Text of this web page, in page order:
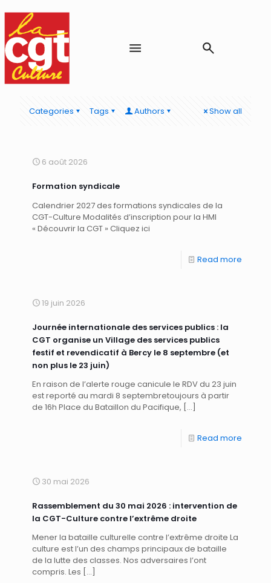
Categories Tags Authors Show all
6 août 2026
Formation syndicale
Calendrier 2027 des formations syndicales de la
CGT-Culture Modalités d’inscription pour la HMI
« Découvrir la CGT » Cliquez ici
Read more
19 juin 2026
Journée internationale des services publics : la
CGT organise un Village des services publics
festif et revendicatif à Bercy le 8 septembre (et
non plus le 23 juin)
En raison de l’alerte rouge canicule le RDV du 23 juin
est reporté au mardi 8 septembretoujours à partir
de 16h Place du Bataillon du Pacifique, […]
Read more
30 mai 2026
Rassemblement du 30 mai 2026 : intervention de
la CGT-Culture contre l’extrême droite
Mener la bataille culturelle contre l’extrême droite La
culture est l’un des champs principaux de bataille
de la lutte des classes. Nos adversaires l’ont
compris. Les […]